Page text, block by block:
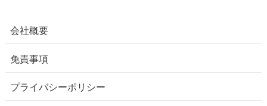
会社概要
免責事項
プライバシーポリシー